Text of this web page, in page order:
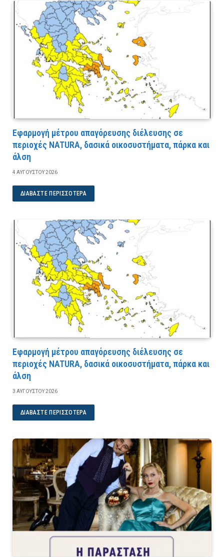
Εφαρμογή μέτρου απαγόρευσης διέλευσης σε
περιοχές NATURA, δασικά οικοσυστήματα, πάρκα και
άλση
4 ΑΥΓΟΎΣΤΟΥ 2026
ΔΙΑΒΆΣΤΕ ΠΕΡΙΣΣΌΤΕΡΑ
Εφαρμογή μέτρου απαγόρευσης διέλευσης σε
περιοχές NATURA, δασικά οικοσυστήματα, πάρκα και
άλση
3 ΑΥΓΟΎΣΤΟΥ 2026
ΔΙΑΒΆΣΤΕ ΠΕΡΙΣΣΌΤΕΡΑ